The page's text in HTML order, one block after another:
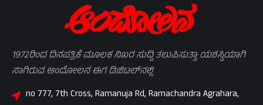
1972ರಿಂದ ದಿನಪತ್ರಿಕೆ ಮೂಲಕ ನಿಖರ ಸುದ್ದಿ ತಲುಪಿಸುತ್ತಾ ಯಶಸ್ವಿಯಾಗಿ
ಸಾಗಿರುವ ಆಂದೋಲನ ಈಗ ಡಿಜಿಟಲ್‌ನಲ್ಲಿ
no 777, 7th Cross, Ramanuja Rd, Ramachandra Agrahara,